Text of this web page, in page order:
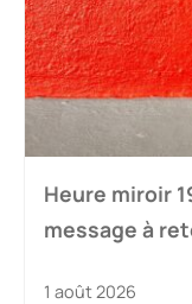
Heure miroir
message à
1 août 2026